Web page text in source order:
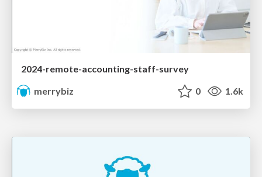
2024-remote-accounting-staff-survey
merrybiz
0 1.6k